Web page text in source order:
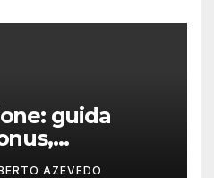
guida
e
AZEVEDO